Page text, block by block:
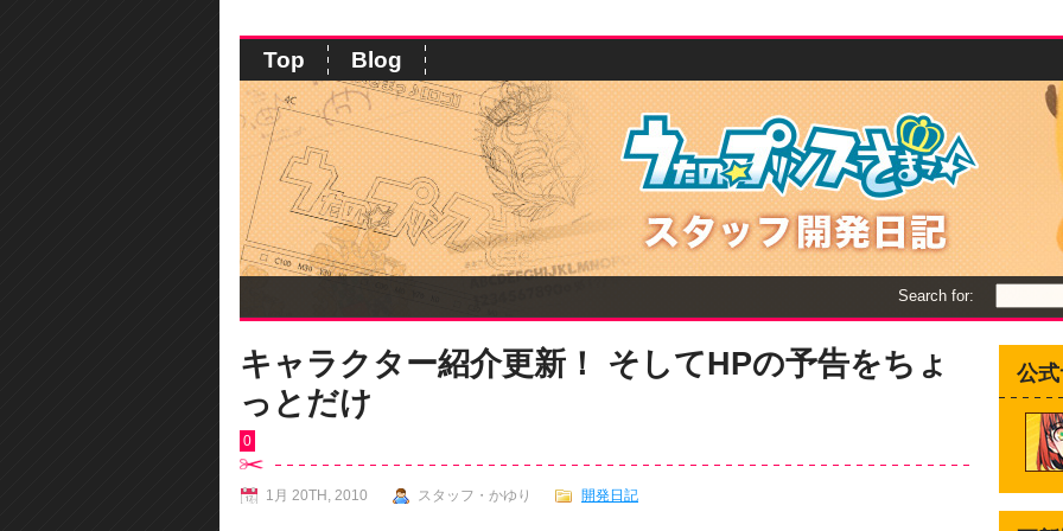
Top Blog
Search for:
キャラクター紹介更新！ そしてHPの予告をちょ
っとだけ
0
1月 20TH, 2010 スタッフ・かゆり 開発日記
公